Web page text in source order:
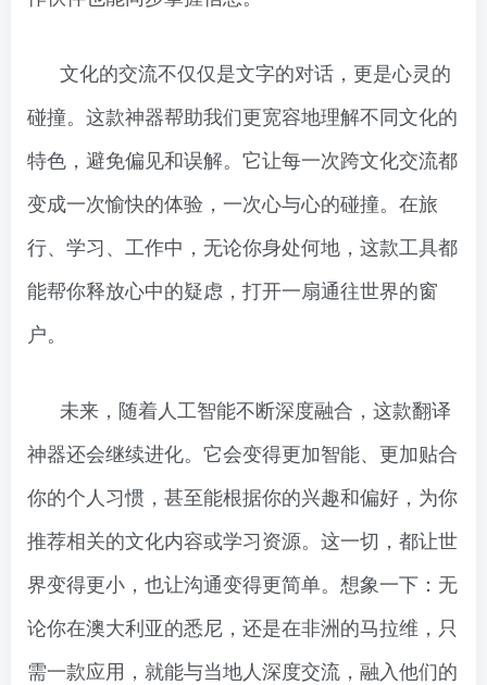
文化的交流不仅仅是文字的对话，更是心灵的
碰撞。这款神器帮助我们更宽容地理解不同文化的
特色，避免偏见和误解。它让每一次跨文化交流都
变成一次愉快的体验，一次心与心的碰撞。在旅
行、学习、工作中，无论你身处何地，这款工具都
能帮你释放心中的疑虑，打开一扇通往世界的窗
户。
未来，随着人工智能不断深度融合，这款翻译
神器还会继续进化。它会变得更加智能、更加贴合
你的个人习惯，甚至能根据你的兴趣和偏好，为你
推荐相关的文化内容或学习资源。这一切，都让世
界变得更小，也让沟通变得更简单。想象一下：无
论你在澳大利亚的悉尼，还是在非洲的马拉维，只
需一款应用，就能与当地人深度交流，融入他们的